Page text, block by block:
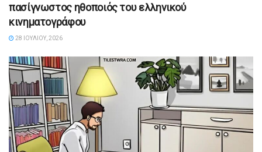
πασίγνωστος ηθοποιός του ελληνικού
κινηματογράφου
28 ΙΟΥΛΊΟΥ, 2026